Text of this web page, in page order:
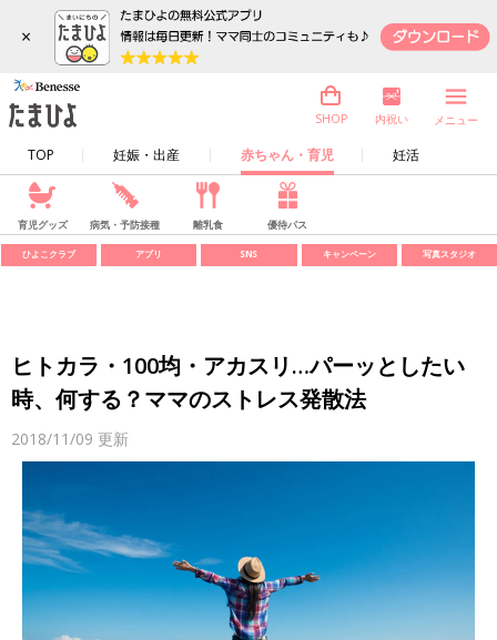
×
TOP 妊娠・出産 赤ちゃん・育児 妊活
SHOP 内祝い メニュー
育児グッズ 病気・予防接種 離乳食 優待パス
ひよこクラブ アプリ SNS キャンペーン 写真スタジオ
ヒトカラ・100均・アカスリ…パーッとしたい
時、何する？ママのストレス発散法
2018/11/09 更新